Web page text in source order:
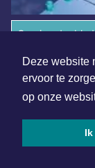
Deze website
ervoor te
op onze
Overige
Algemene
Disclaimer